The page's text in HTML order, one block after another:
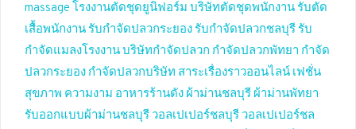
massage โรงงานตัดชุดยูนิฟอร์ม บริษัทตัดชุดพนักงาน รับตัด
เสื้อพนักงาน รับกำจัดปลวกระยอง รับกำจัดปลวกชลบุรี รับ
กำจัดแมลงโรงงานบริษัทกำจัดปลวก กำจัดปลวกพัทยา กำจัด
ปลวกระยอง กำจัดปลวกบริษัท สาระเรื่องราวออนไลน์ เฟชั่น
สุขภาพ ความงาม อาหารร้านดัง ผ้าม่านชลบุรี ผ้าม่านพัทยา
รับออกแบบผ้าม่านชลบุรี วอลเปเปอร์ชลบุรี วอลเปเปอร์ชล